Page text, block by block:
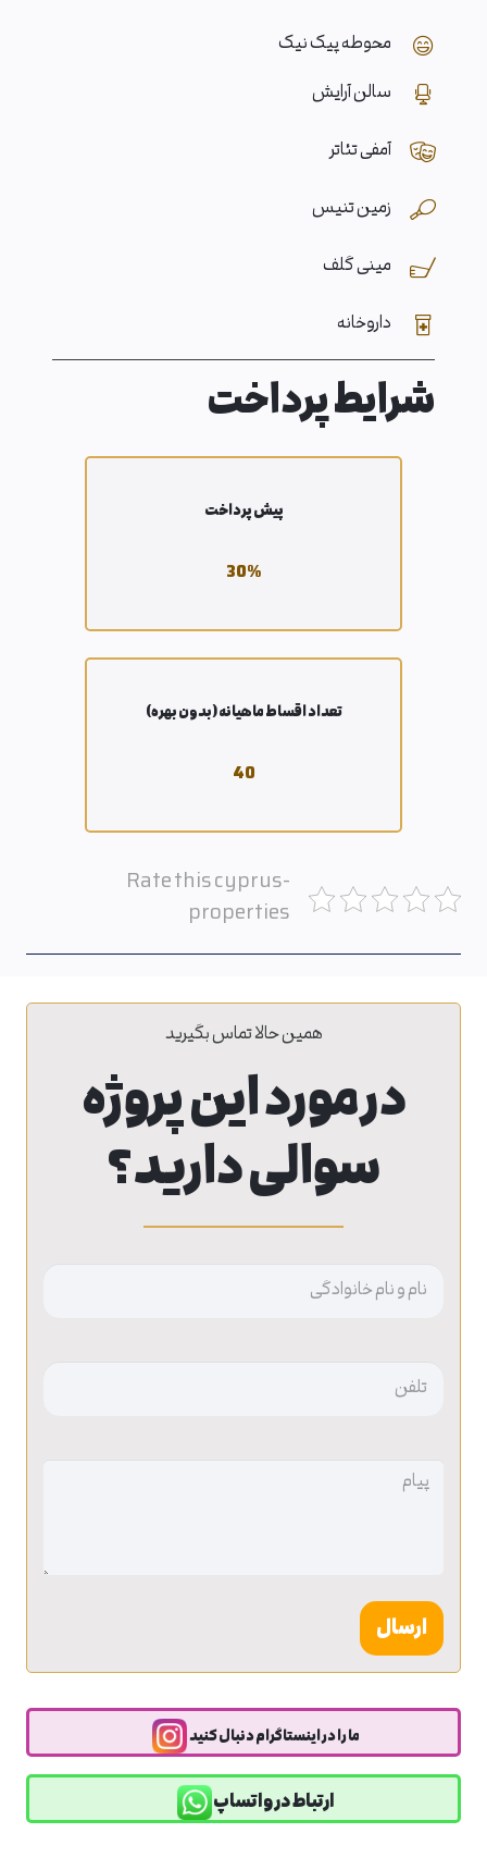
محوطه پیک نیک
سالن آرایش
آمفی تئاتر
زمین تنیس
مینی گلف
داروخانه
شرایط پرداخت
پیش پرداخت
%
30
تعداد اقساط ماهیانه (بدون بهره)
40
Rate this cyprus-
properties
همین حالا تماس بگیرید
در مورد این پروژه
سوالی دارید؟
بدون
بدون
ما را در اینستاگرام دنبال کنید
ارتباط در واتساپ